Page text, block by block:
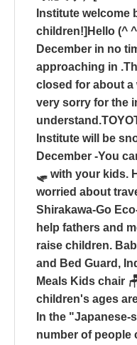
Institute welcome
children!]Hello (^
December in no
approaching in
closed for about a
very sorry for the
Institute will be
December -You
🛷 with your kids.
worried about
Shirakawa-Go
help fathers and
raise children.
and Bed Guard,
Meals Kids chair
children's ages
In the "Japanese-
number of people